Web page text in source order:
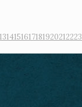
1314151617181920212223